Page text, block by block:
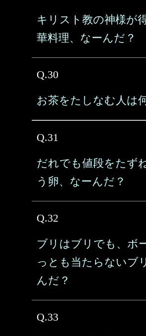
キリスト教の神様が
華料理、なーんだ？
Q.30
お茶をたしなむ人は
Q.31
だれでも値段をたず
う卵、なーんだ？
Q.32
ブリはブリでも、ボ
っとも当たらないブ
んだ？
Q.33